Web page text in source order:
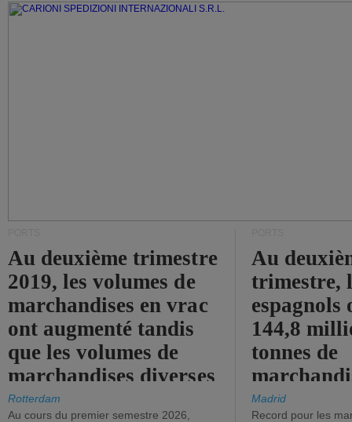
Au deuxième trimestre
2019, les volumes de
marchandises en vrac
ont augmenté tandis
que les volumes de
marchandises diverses
ont diminué.
Rotterdam
Au cours du premier semestre 2026,
Au
trimestre,
144,8
tonnes de
(+2,9%).
Madrid
Record pour les